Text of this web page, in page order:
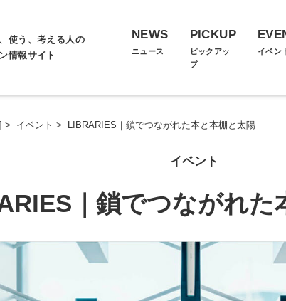
使う、考える人の
情報サイト
NEWS
ニュース
PICKUP
ピックアッ
プ
イベン
> イベント > LIBRARIES｜鎖でつながれた本と本棚と太陽
イベント
｜鎖でつながれた